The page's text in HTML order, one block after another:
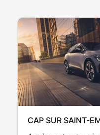
CAP SUR SAINT-